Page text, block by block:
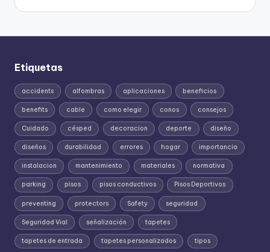
Etiquetas
accidents alfombras aplicaciones beneficios
benefits cable como elegir conos consejos
Cuidado césped decoracion deporte diseño
diseños durabilidad errores hogar importancia
instalacion mantenimiento materiales normativa
parking pisos pisos conductivos Pisos Deportivos
preventing protectors Safety seguridad
Seguridad Vial señalización tapetes
tapetes de entrada tapetes personalizados tipos